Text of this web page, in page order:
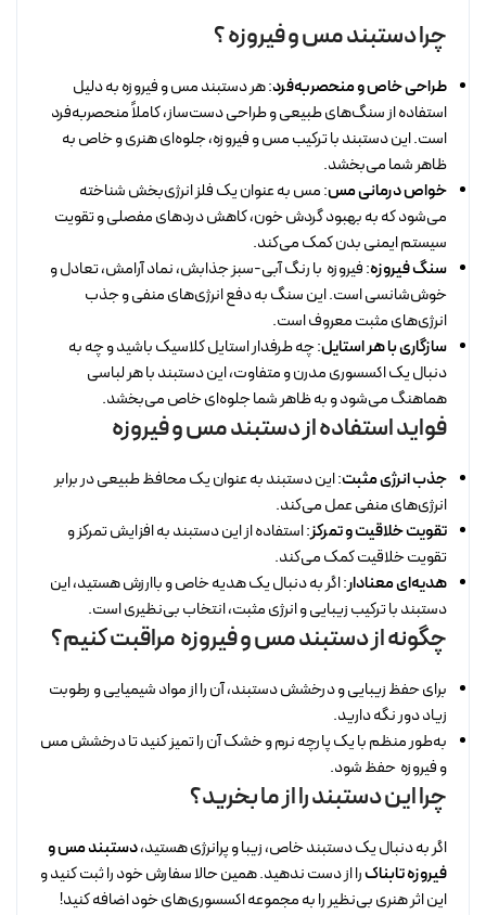
چرا دستبند مس و فیروزه ؟
طراحی خاص و منحصربه‌فرد: هر دستبند مس و فیروزه به دلیل
استفاده از سنگ‌های طبیعی و طراحی دست‌ساز، کاملاً منحصربه‌فرد
است. این دستبند با ترکیب مس و فیروزه، جلوه‌ای هنری و خاص به
ظاهر شما می‌بخشد.
خواص درمانی مس: مس به عنوان یک فلز انرژی‌بخش شناخته
می‌شود که به بهبود گردش خون، کاهش دردهای مفصلی و تقویت
سیستم ایمنی بدن کمک می‌کند.
سنگ فیروزه: فیروزه با رنگ آبی-سبز جذابش، نماد آرامش، تعادل و
خوش‌شانسی است. این سنگ به دفع انرژی‌های منفی و جذب
انرژی‌های مثبت معروف است.
سازگاری با هر استایل: چه طرفدار استایل کلاسیک باشید و چه به
دنبال یک اکسسوری مدرن و متفاوت، این دستبند با هر لباسی
هماهنگ می‌شود و به ظاهر شما جلوه‌ای خاص می‌بخشد.
فواید استفاده از دستبند مس و فیروزه
جذب انرژی مثبت: این دستبند به عنوان یک محافظ طبیعی در برابر
انرژی‌های منفی عمل می‌کند.
تقویت خلاقیت و تمرکز: استفاده از این دستبند به افزایش تمرکز و
تقویت خلاقیت کمک می‌کند.
هدیه‌ای معنادار: اگر به دنبال یک هدیه خاص و باارزش هستید، این
دستبند با ترکیب زیبایی و انرژی مثبت، انتخاب بی‌نظیری است.
چگونه از دستبند مس و فیروزه مراقبت کنیم؟
برای حفظ زیبایی و درخشش دستبند، آن را از مواد شیمیایی و رطوبت
زیاد دور نگه دارید.
به‌طور منظم با یک پارچه نرم و خشک آن را تمیز کنید تا درخشش مس
و فیروزه حفظ شود.
چرا این دستبند را از ما بخرید؟
اگر به دنبال یک دستبند خاص، زیبا و پرانرژی هستید،دستبند مس و
فیروزه تابناکرا از دست ندهید. همین حالا سفارش خود را ثبت کنید و
این اثر هنری بی‌نظیر را به مجموعه اکسسوری‌های خود اضافه کنید!